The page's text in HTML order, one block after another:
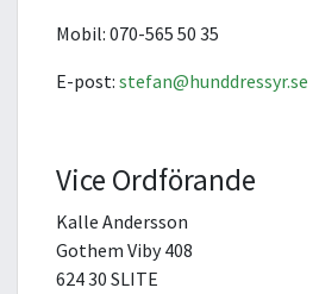
Mobil: 070-565 50 35
E-post: stefan@hunddressyr.se
Vice Ordförande
Kalle Andersson
Gothem Viby 408
624 30 SLITE